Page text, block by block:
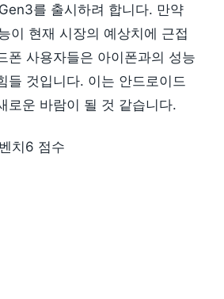
를 출시하려 합니다. 만약
이 현재 시장의 예상치에 근접
폰 사용자들은 아이폰과의 성능
들 것입니다. 이는 안드로이드
로운 바람이 될 것 같습니다.
치6 점수